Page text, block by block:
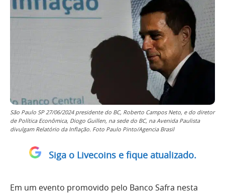
São Paulo SP 27/06/2024 presidente do BC, Roberto Campos Neto, e do diretor
de Política Econômica, Diogo Guillen, na sede do BC, na Avenida Paulista
divulgam Relatório da Inflação. Foto Paulo Pinto/Agencia Brasil
Siga o Livecoins e fique atualizado.
Em um evento promovido pelo Banco Safra nesta